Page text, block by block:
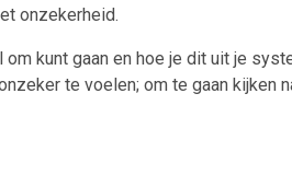
onzekerheid.
kunt gaan en hoe je dit uit je
te voelen; om te gaan kijken